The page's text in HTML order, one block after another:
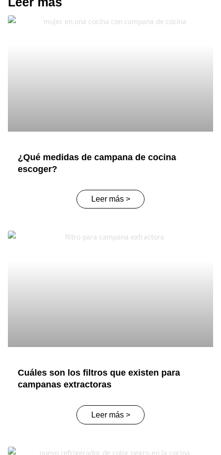
¿Qué medidas de campana de cocina
escoger?
Leer más >
Cuáles son los filtros que existen para
campanas extractoras
Leer más >